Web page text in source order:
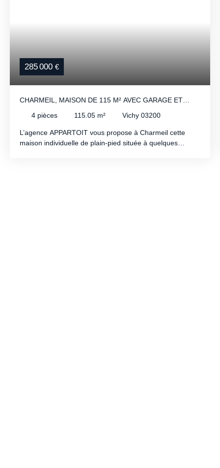
285 000 €
CHARMEIL, MAISON DE 115 M² AVEC GARAGE ET
4 pièces 115.05 m² Vichy 03200
L’agence APPARTOIT vous propose à Charmeil cette
maison individuelle de plain-pied située à quelques